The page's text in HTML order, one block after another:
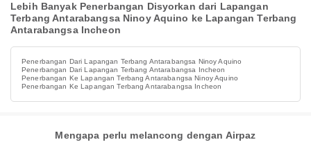
Lebih Banyak Penerbangan Disyorkan dari Lapangan
Terbang Antarabangsa Ninoy Aquino ke Lapangan Terbang
Antarabangsa Incheon
Penerbangan Dari Lapangan Terbang Antarabangsa Ninoy Aquino
Penerbangan Dari Lapangan Terbang Antarabangsa Incheon
Penerbangan Ke Lapangan Terbang Antarabangsa Ninoy Aquino
Penerbangan Ke Lapangan Terbang Antarabangsa Incheon
Mengapa perlu melancong dengan Airpaz